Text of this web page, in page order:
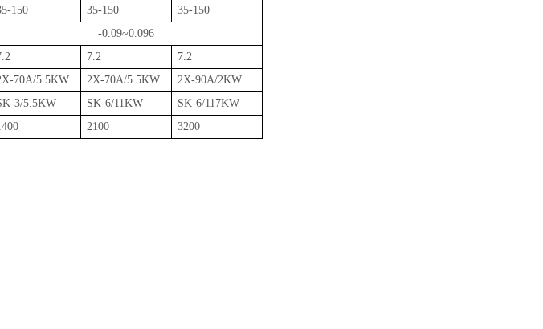
150 35-150
35-150
-0.09~0.096
7.2
7.2
70A/5.5KW 2X-70A/5.5KW
2X-90A/2KW
3/5.5KW SK-6/11KW
SK-6/117KW
2100 3200